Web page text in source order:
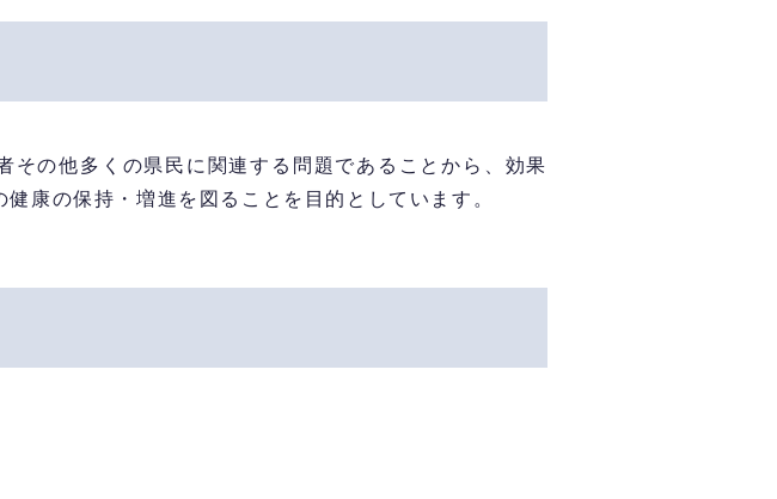
の他多くの県民に関連する問題であることから、効果
康の保持・増進を図ることを目的としています。